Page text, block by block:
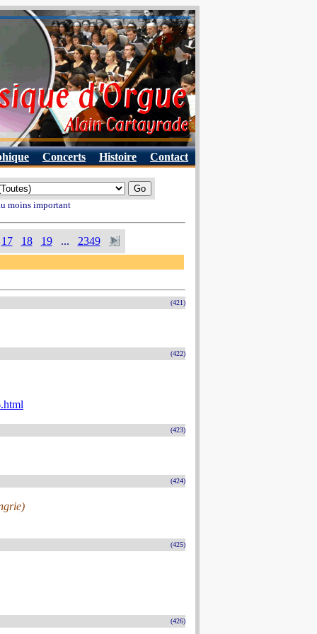
Concerts Histoire Contact
moins important
17 18 19 ... 2349
(421)
(422)
(423)
(424)
(425)
(426)